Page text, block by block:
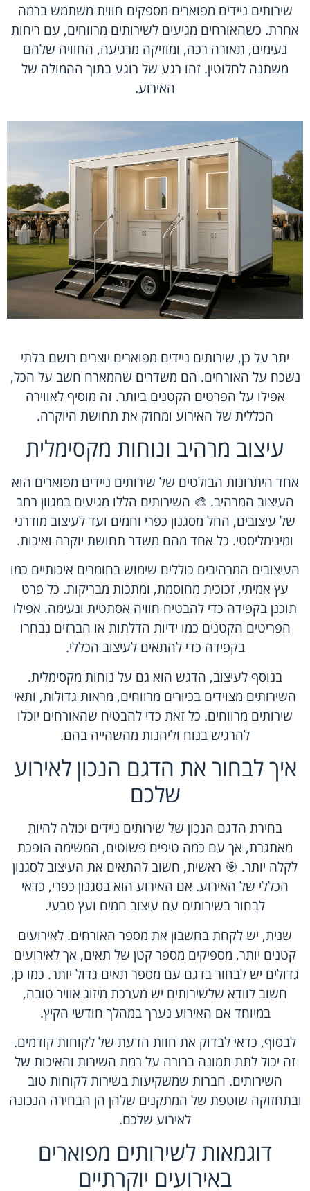
שירותים ניידים מפוארים מספקים חווית משתמש ברמה
אחרת. כשהאורחים מגיעים לשירותים מרווחים, עם ריחות
נעימים, תאורה רכה, ומוזיקה מרגיעה, החוויה שלהם
משתנה לחלוטין. זהו רגע של רוגע בתוך ההמולה של
האירוע.
יתר על כן, שירותים ניידים מפוארים יוצרים רושם בלתי
נשכח על האורחים. הם משדרים שהמארח חשב על הכל,
אפילו על הפרטים הקטנים ביותר. זה מוסיף לאווירה
הכללית של האירוע ומחזק את תחושת היוקרה.
עיצוב מרהיב ונוחות מקסימלית
אחד היתרונות הבולטים של שירותים ניידים מפוארים הוא
העיצוב המרהיב. 🎨 השירותים הללו מגיעים במגוון רחב
של עיצובים, החל מסגנון כפרי וחמים ועד לעיצוב מודרני
ומינימליסטי. כל אחד מהם משדר תחושת יוקרה ואיכות.
העיצובים המרהיבים כוללים שימוש בחומרים איכותיים כמו
עץ אמיתי, זכוכית מחוסמת, ומתכות מבריקות. כל פרט
תוכנן בקפידה כדי להבטיח חוויה אסתטית ונעימה. אפילו
הפריטים הקטנים כמו ידיות הדלתות או הברזים נבחרו
בקפידה כדי להתאים לעיצוב הכללי.
בנוסף לעיצוב, הדגש הוא גם על נוחות מקסימלית.
השירותים מצוידים בכיורים מרווחים, מראות גדולות, ותאי
שירותים מרווחים. כל זאת כדי להבטיח שהאורחים יוכלו
להרגיש בנוח וליהנות מהשהייה בהם.
איך לבחור את הדגם הנכון לאירוע
שלכם
בחירת הדגם הנכון של שירותים ניידים יכולה להיות
מאתגרת, אך עם כמה טיפים פשוטים, המשימה הופכת
לקלה יותר. 🎯 ראשית, חשוב להתאים את העיצוב לסגנון
הכללי של האירוע. אם האירוע הוא בסגנון כפרי, כדאי
לבחור בשירותים עם עיצוב חמים ועץ טבעי.
שנית, יש לקחת בחשבון את מספר האורחים. לאירועים
קטנים יותר, מספיקים מספר קטן של תאים, אך לאירועים
גדולים יש לבחור בדגם עם מספר תאים גדול יותר. כמו כן,
חשוב לוודא שלשירותים יש מערכת מיזוג אוויר טובה,
במיוחד אם האירוע נערך במהלך חודשי הקיץ.
לבסוף, כדאי לבדוק את חוות הדעת של לקוחות קודמים.
זה יכול לתת תמונה ברורה על רמת השירות והאיכות של
השירותים. חברות שמשקיעות בשירות לקוחות טוב
ובתחזוקה שוטפת של המתקנים שלהן הן הבחירה הנכונה
לאירוע שלכם.
דוגמאות לשירותים מפוארים
באירועים יוקרתיים